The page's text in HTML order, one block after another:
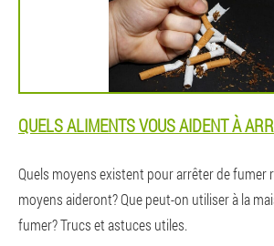
QUELS ALIMENTS VOUS AIDENT À
Quels moyens existent pour arrêter de fumer
moyens aideront? Que peut-on utiliser à la
fumer? Trucs et astuces utiles.